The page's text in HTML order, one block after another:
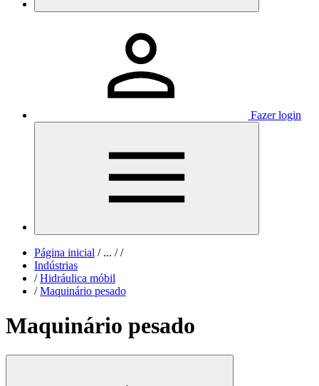
Fazer login
Página inicial /... / /
Indústrias
/ Hidráulica móbil
/ Maquinário pesado
Maquinário pesado